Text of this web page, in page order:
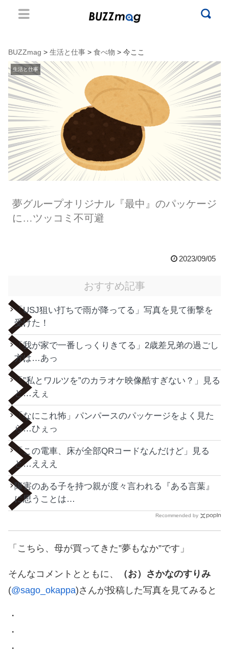
BUZZmag > 生活と仕事 > 食べ物 > 今ここ
生活と仕事
夢グループオリジナル『最中』のパッケージ
に…ツッコミ不可避
2023/09/05
おすすめ記事
「USJ狙い打ちで雨が降ってる」写真を見て衝撃を
受けた！
「我が家で一番しっくりきてる」2歳差兄弟の過ごし
方は…あっ
「”私とワルツを”のカラオケ映像酷すぎない？」見る
と…えぇ
「なにこれ怖」パンパースのパッケージをよく見た
ら…ひぇっ
「この電車、床が全部QRコードなんだけど」見る
と…えええ
障害のある子を持つ親が度々言われる『ある言葉』
に思うことは…
Recommended by
「こちら、母が買ってきた”夢もなか”です」
そんなコメントとともに、
（お）さかなのすりみ
(@sago_okappa)さんが投稿した写真を見てみると
・
・
・